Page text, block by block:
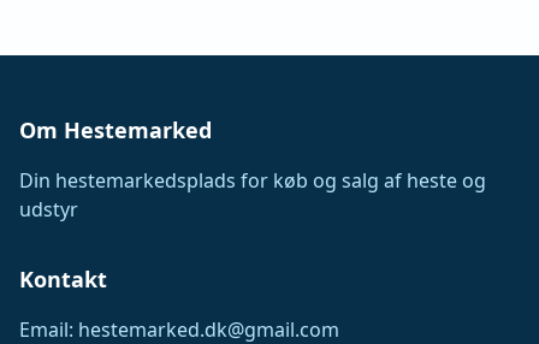
Om Hestemarked
Din hestemarkedsplads for køb og salg af heste og
udstyr
Kontakt
Email: hestemarked.dk@gmail.com